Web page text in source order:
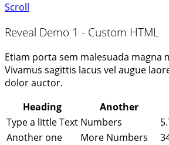
Scroll
Reveal Demo 1 - Custom HTML
Etiam porta sem malesuada magna
Vivamus sagittis lacus vel augue
dolor auctor.
Heading
Another
Type a little Text Numbers
Another one
More Numbers